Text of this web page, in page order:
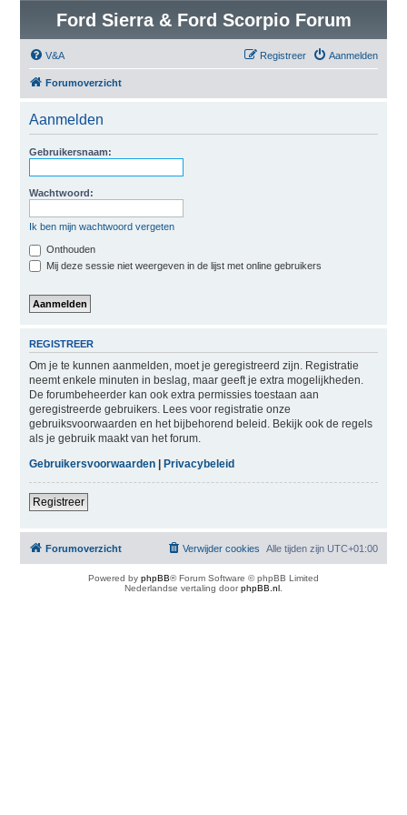
Ford Sierra & Ford Scorpio Forum
V&A Aanmelden
Registreer
Forumoverzicht
Aanmelden
Gebruikersnaam:
Wachtwoord:
Ik ben mijn wachtwoord vergeten
Onthouden
Mij deze sessie niet weergeven in de lijst met online gebruikers
REGISTREER
Om je te kunnen aanmelden, moet je geregistreerd zijn. Registratie
neemt enkele minuten in beslag, maar geeft je extra mogelijkheden.
De forumbeheerder kan ook extra permissies toestaan aan
geregistreerde gebruikers. Lees voor registratie onze
gebruiksvoorwaarden en het bijbehorend beleid. Bekijk ook de regels
als je gebruik maakt van het forum.
Gebruikersvoorwaarden| Privacybeleid
Registreer
Forumoverzicht Alle tijden zijn UTC+01:00
Verwijder cookies
Powered by phpBB® Forum Software © phpBB Limited
Nederlandse vertaling doorphpBB.nl